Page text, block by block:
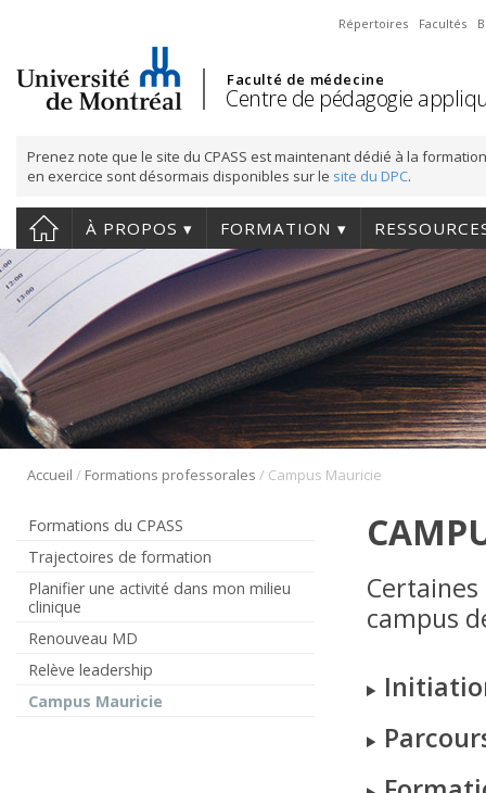
Répertoires Facultés
Faculté de médecine
Centre de pédagogie
Prenez note que le site du CPASS est maintenant dédié à la
en exercice sont désormais disponibles sur le site du DPC.
À PROPOS FORMATION
Accueil / Formations professorales / Campus Mauricie
Formations du CPASS
Trajectoires de formation
Planifier une activité dans mon milieu
clinique
Renouveau MD
Relève leadership
Campus Mauricie
campus